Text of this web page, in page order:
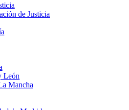
de Justicia
León
Mancha